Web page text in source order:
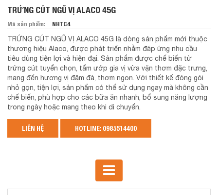
TRỨNG CÚT NGŨ VỊ ALACO 45G
Mã sản phẩm: NHTC4
TRỨNG CÚT NGŨ VỊ ALACO 45G là dòng sản phẩm mới thuộc
thương hiệu Alaco, được phát triển nhằm đáp ứng nhu cầu
tiêu dùng tiện lợi và hiện đại. Sản phẩm được chế biến từ
trứng cút tuyển chọn, tẩm ướp gia vị vừa vặn thơm đặc trưng,
mang đến hương vị đậm đà, thơm ngon. Với thiết kế đóng gói
nhỏ gọn, tiện lợi, sản phẩm có thể sử dụng ngay mà không cần
chế biến, phù hợp cho các bữa ăn nhanh, bổ sung năng lượng
trong ngày hoặc mang theo khi di chuyển.
LIÊN HỆ HOTLINE: 0985514400